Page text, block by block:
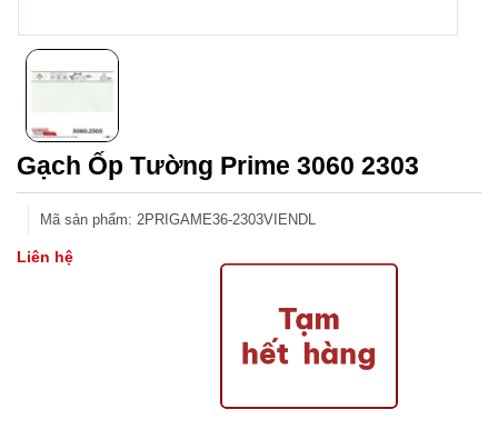
Gạch Ốp Tường Prime 3060 2303
Mã sản phẩm: 2PRIGAME36-2303VIENDL
Liên hệ